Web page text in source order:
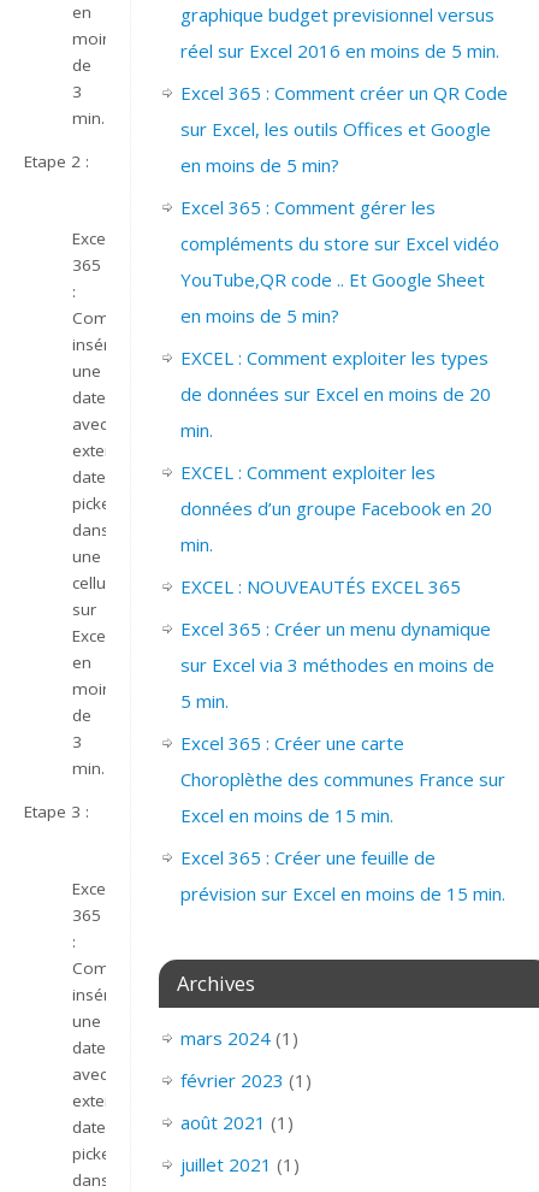
en
moins
de
3
min.
Etape 2 :
Excel
365
:
Comment
insérer
une
date
avec
extension
date
picker
dans
une
cellule
sur
Excel
en
moins
de
3
min.
Etape 3 :
Excel
365
:
Comment
insérer
une
date
avec
extension
date
picker
dans
graphique budget previsionnel versus
réel sur Excel 2016 en moins de 5 min.
Excel 365 : Comment créer un QR Code
sur Excel, les outils Offices et Google
en moins de 5 min?
Excel 365 : Comment gérer les
compléments du store sur Excel vidéo
YouTube,QR code .. Et Google Sheet
en moins de 5 min?
EXCEL : Comment exploiter les types
de données sur Excel en moins de 20
min.
EXCEL : Comment exploiter les
données d’un groupe Facebook en 20
min.
EXCEL : NOUVEAUTÉS EXCEL 365
Excel 365 : Créer un menu dynamique
sur Excel via 3 méthodes en moins de
5 min.
Excel 365 : Créer une carte
Choroplèthe des communes France sur
Excel en moins de 15 min.
Excel 365 : Créer une feuille de
prévision sur Excel en moins de 15 min.
Archives
mars 2024(1)
février 2023 (1)
août 2021 (1)
juillet 2021 (1)